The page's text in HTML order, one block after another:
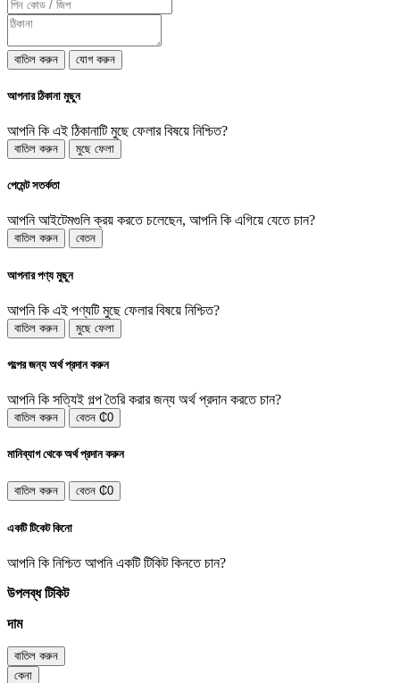
বাতিল করুন যোগ করুন
আপনার ঠিকানা মুছুন
আপনি কি এই ঠিকানাটি মুছে ফেলার বিষয়ে নিশ্চিত?
বাতিল করুন মুছে ফেলা
পেমেন্ট সতর্কতা
আপনি আইটেমগুলি ক্রয় করতে চলেছেন, আপনি কি এগিয়ে যেতে চান?
বাতিল করুন বেতন
আপনার পণ্য মুছুন
আপনি কি এই পণ্যটি মুছে ফেলার বিষয়ে নিশ্চিত?
বাতিল করুন মুছে ফেলা
গল্পের জন্য অর্থ প্রদান করুন
আপনি কি সত্যিই গল্প তৈরি করার জন্য অর্থ প্রদান করতে চান?
বাতিল করুন বেতন ₵0
মানিব্যাগ থেকে অর্থ প্রদান করুন
বাতিল করুন বেতন ₵0
একটি টিকেট কিনো
আপনি কি নিশ্চিত আপনি একটি টিকিট কিনতে চান?
উপলব্ধ টিকিট
দাম
বাতিল করুন
কেনা